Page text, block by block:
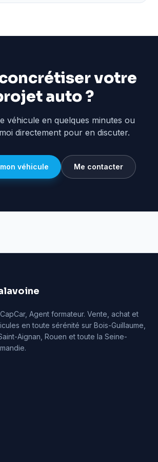
votre
auto ?
véhicule en quelques minutes ou
directement pour en discuter.
véhicule Me contacter
Agent formateur. Vente, achat et
en toute sérénité sur Bois-Guillaume,
Aignan, Rouen et toute la Seine-